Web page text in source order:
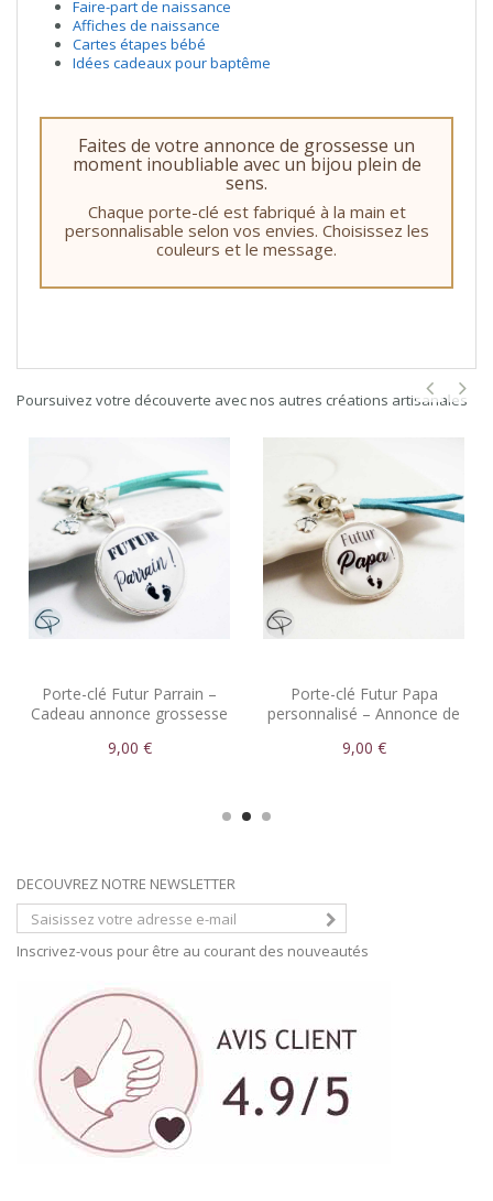
Faire-part de naissance
Affiches de naissance
Cartes étapes bébé
Idées cadeaux pour baptême
Faites de votre annonce de grossesse un
moment inoubliable avec un bijou plein de
sens.
Chaque porte-clé est fabriqué à la main et
personnalisable selon vos envies. Choisissez les
couleurs et le message.
Poursuivez votre découverte avec nos autres créations artisanales
Porte-clé Futur Parrain –
Cadeau annonce grossesse
9,00 €
Porte-clé Futur Papa
personnalisé – Annonce de
9,00 €
DECOUVREZ NOTRE NEWSLETTER
Inscrivez-vous pour être au courant des nouveautés